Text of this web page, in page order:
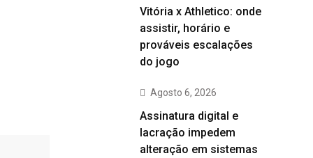
Vitória x Athletico: onde
assistir, horário e
prováveis escalações
do jogo
Agosto 6, 2026
Assinatura digital e
lacração impedem
alteração em sistemas